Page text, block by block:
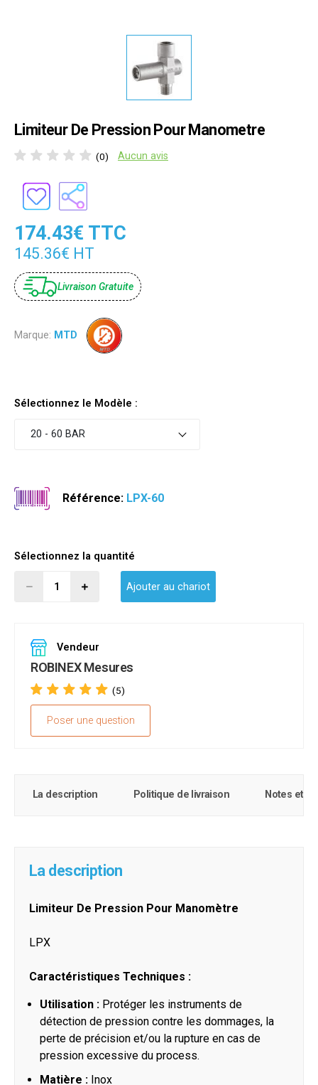
Limiteur De Pression Pour Manometre
(0) Aucun avis
174.43€ TTC
145.36€ HT
Livraison Gratuite
Marque: MTD
Sélectionnez le Modèle :
20 - 60 BAR
Référence: LPX-60
Sélectionnez la quantité
Ajouter au chariot
Vendeur
ROBINEX Mesures
(5)
Poser une question
La description Politique de livraison Notes et
La description
Limiteur De Pression Pour Manomètre
LPX
Caractéristiques Techniques :
Utilisation : Protéger les instruments de
détection de pression contre les dommages, la
perte de précision et/ou la rupture en cas de
pression excessive du process.
Matière : Inox